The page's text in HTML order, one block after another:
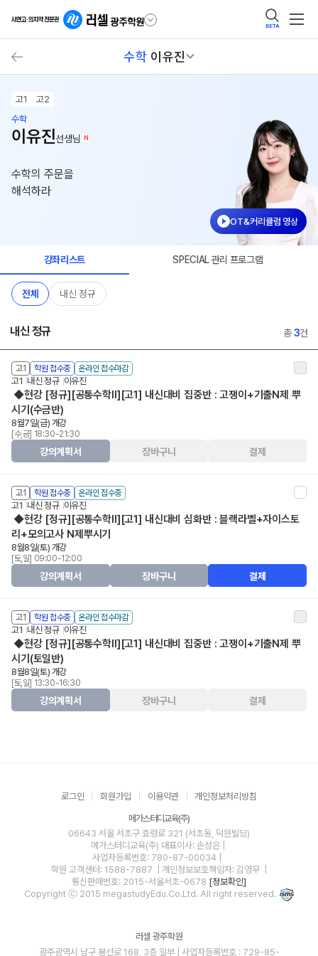
BETA
수학 이유진
고1
고2
수학
이유진선생님 N
수학의 주문을
해석하라
OT&커리큘럼 영상
강좌리스트 SPECIAL 관리 프로그램
전체 내신 정규
내신 정규 총3건
고1 학원 접수중 온라인 접수마감
고1 내신 정규 이유진
◆현강 [정규][공통수학II][고1] 내신대비 집중반 : 고쟁이+기출N제 뿌
시기(수금반)
8월7일(금) 개강
[수,금] 18:30-21:30
강의계획서 장바구니 결제
고1 학원 접수중 온라인 접수중
고1 내신 정규 이유진
◆현강 [정규][공통수학II][고1] 내신대비 심화반 : 블랙라벨+자이스토
리+모의고사 N제뿌시기
8월8일(토) 개강
[토,일] 09:00-12:00
강의계획서 장바구니 결제
고1 학원 접수중 온라인 접수마감
고1 내신 정규 이유진
◆현강 [정규][공통수학II][고1] 내신대비 집중반 : 고쟁이+기출N제 뿌
시기(토일반)
8월8일(토) 개강
[토,일] 13:30-16:30
강의계획서 장바구니 결제
로그인 회원가입 이용약관 개인정보처리방침
메가스터디교육(주)
06643 서울 서초구 효령로 321 (서초동, 덕원빌딩)
메가스터디교육(주) 대표이사: 손성은 |
사업자등록번호: 780-87-00034
학원 고객센터: 1588-7887
| 개인정보보호책임자: 김영무
통신판매번호: 2015-서울서초-0678 [정보확인]
Copyright ⓒ 2015 megastudyEdu.Co.Ltd. All right reserved.
러셀 광주학원
광주광역시 남구 봉선로 168, 3층 일부 | 사업자등록번호 : 729-85-